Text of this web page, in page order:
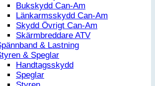
Bukskydd Can-Am
Länkarmsskydd Can-Am
Skydd Övrigt Can-Am
Skärmbreddare ATV
& Lastning
& Speglar
Handtagsskydd
Speglar